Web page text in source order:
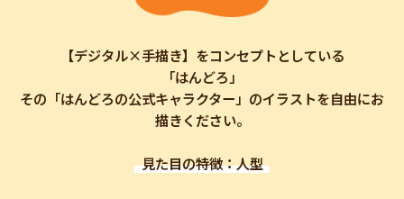
【デジタル×手描き】をコンセプトとしている
「はんどろ」
その「はんどろの公式キャラクター」のイラストを自由にお
描きください。
見た目の特徴：人型